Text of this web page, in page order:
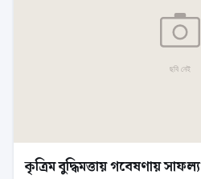
কৃত্রিম বুদ্ধিমত্তায় গবেষণায় সাফল্য